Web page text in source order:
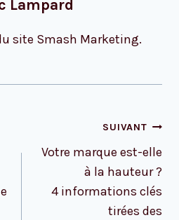
Lampard
site Smash Marketing.
SUIVANT
Votre marque est-elle
à la hauteur ?
4 informations clés
tirées des